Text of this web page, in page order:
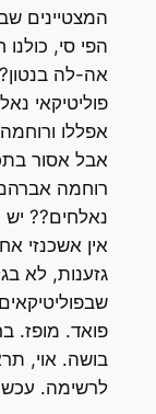
המצטיינים
הפי סי,
אה-לה
פוליטיקאי
אפללו
אבל אסור
רוחמה
נאלחים?? יש
אין אשכנזי
גזענות, לא
פואד. מופז.
בושה. אוי,
לרשימה.